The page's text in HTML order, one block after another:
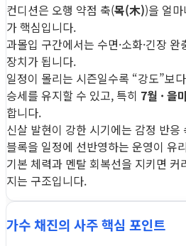
컨디션은 오행 약점 축(목(木))을 얼
가 핵심입니다.
과몰입 구간에서는 수면·소화·긴장
장치가 됩니다.
일정이 몰리는 시즌일수록 “강도”보
승세를 유지할 수 있고, 특히 7월 · 을
합니다.
신살 발현이 강한 시기에는 감정 반
블록을 일정에 선반영하는 운영이 유
기본 체력과 멘탈 회복선을 지키면 커
지는 구조입니다.
가수 채진의 사주 핵심 포인트